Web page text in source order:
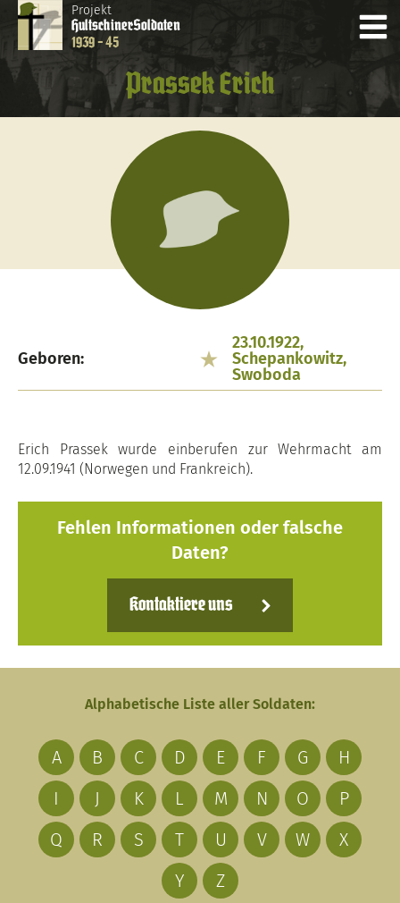
Projekt
HultschinerSoldaten
1939 - 45
Prassek Erich
Geboren:
23.10.1922,
Schepankowitz,
Swoboda
Erich Prassek wurde einberufen zur Wehrmacht am
12.09.1941 (Norwegen und Frankreich).
Fehlen Informationen oder falsche
Daten?
Kontaktiere uns
Alphabetische Liste aller Soldaten:
A B C D E F G
H
I
J K L M N O
P
Q
R S T U V W
X
Y
Z